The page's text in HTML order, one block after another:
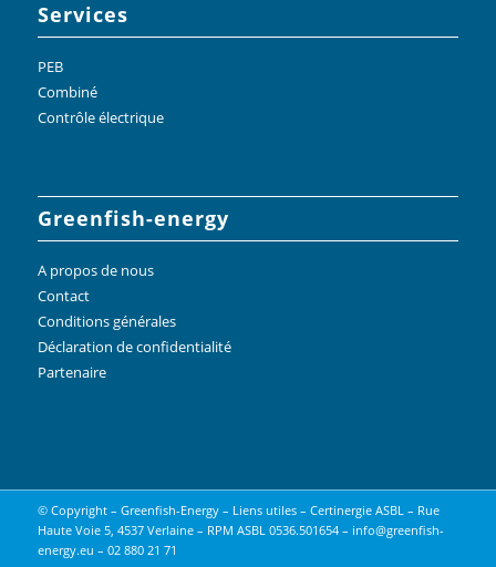
Services
PEB
Combiné
Contrôle électrique
Greenfish-energy
A propos de nous
Contact
Conditions générales
Déclaration de confidentialité
Partenaire
© Copyright – Greenfish-Energy – Liens utiles– Certinergie ASBL – Rue
Haute Voie 5, 4537 Verlaine – RPM ASBL 0536.501654 – info@greenfish-
energy.eu – 02 880 21 71